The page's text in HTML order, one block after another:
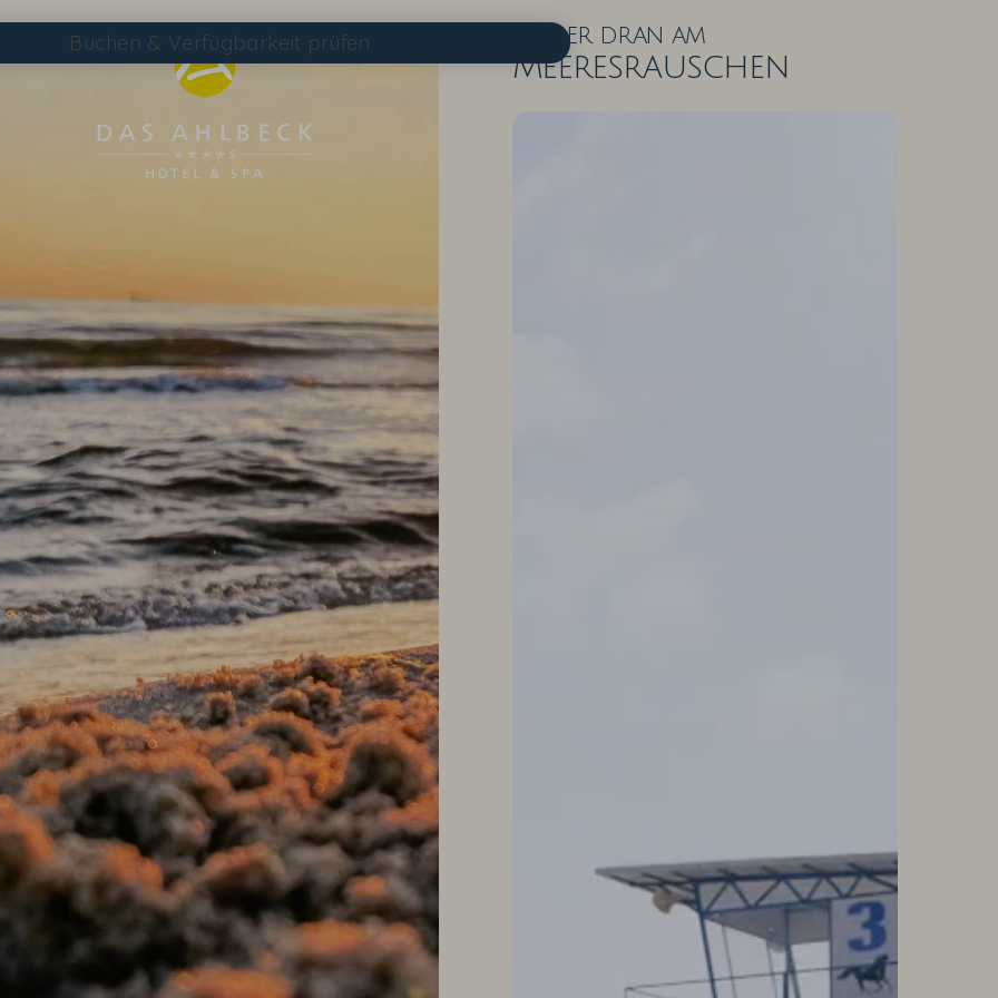
Buchen & Verfügbarkeit prüfen
Suchen
DAS AHLBECK ÜBERSICHTSSEITE
WETTER & WEBCAM
WISSENSWERTES
EVENTS IM HOTEL
TAGEN & FEIERN
Näher dran am
Meeresrauschen